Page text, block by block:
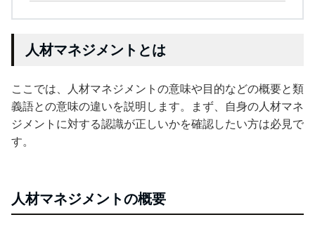
人材マネジメントとは
ここでは、人材マネジメントの意味や目的などの概要と類
義語との意味の違いを説明します。まず、自身の人材マネ
ジメントに対する認識が正しいかを確認したい方は必見で
す。
人材マネジメントの概要